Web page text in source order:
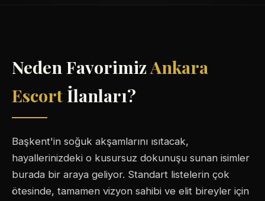
Neden FavorimizAnkara
Escort İlanları?
Başkent'in soğuk akşamlarını ısıtacak,
hayallerinizdeki o kusursuz dokunuşu sunan isimler
burada bir araya geliyor. Standart listelerin çok
ötesinde, tamamen vizyon sahibi ve elit bireyler için